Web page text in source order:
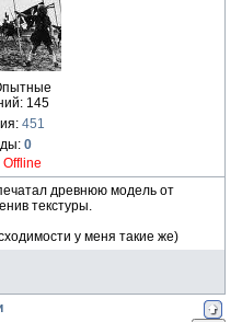
145
451
0
Offline
древнюю модель от
текстуры.
у меня такие же)